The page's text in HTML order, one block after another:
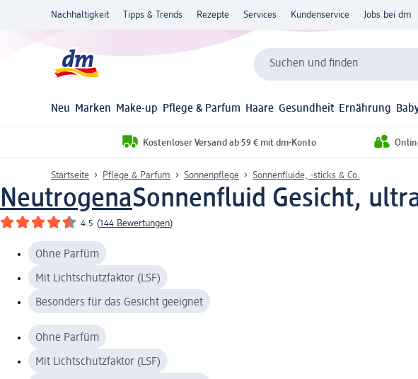
Nachhaltigkeit Tipps & Trends Rezepte Services Kundenservice Jobs bei dm
Suchen und finden
Neu Marken Make-up Pflege & Parfum Haare Gesundheit Ernährung
Kostenloser Versand ab 59 € mit dm-Konto
Startseite Pflege & Parfum Sonnenpflege Sonnenfluide, -sticks & Co.
NeutrogenaSonnenfluid Gesicht,
4.5 (144 Bewertungen)
Ohne Parfüm
Mit Lichtschutzfaktor (LSF)
Besonders für das Gesicht geeignet
Ohne Parfüm
Mit Lichtschutzfaktor (LSF)